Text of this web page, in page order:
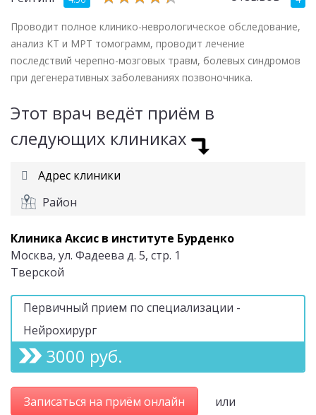
Проводит полное клинико-неврологическое обследование,
анализ КТ и МРТ томограмм, проводит лечение
последствий черепно-мозговых травм, болевых синдромов
при дегенеративных заболеваниях позвоночника.
Этот врач ведёт приём в
следующих клиниках
Адрес клиники
Район
Клиника Аксис в институте Бурденко
Москва, ул. Фадеева д. 5, стр. 1
Тверской
Первичный прием по специализации -
Нейрохирург
3000 руб.
Записаться на приём онлайн
или